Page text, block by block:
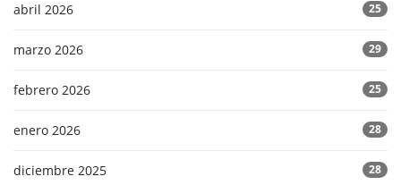
abril 2026 25
marzo 2026 29
febrero 2026 25
enero 2026 28
diciembre 2025 28